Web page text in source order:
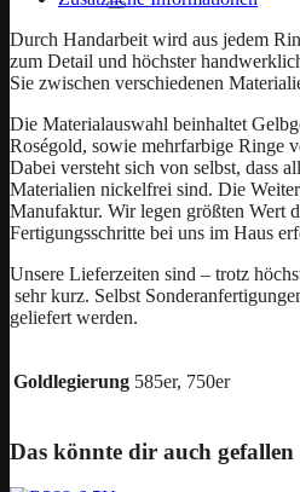
Durch Handarbeit wird aus jedem
zum Detail und höchster
Sie zwischen verschiedenen
Die Materialauswahl beinhaltet
Roségold, sowie mehrfarbige Ringe
Dabei versteht sich von selbst, dass
Materialien nickelfrei sind. Die
Manufaktur. Wir legen größten Wert
Fertigungsschritte bei uns im Haus
Unsere Lieferzeiten sind – trotz
sehr kurz. Selbst
geliefert werden.
Goldlegierung 585er, 750er
Das könnte dir auch